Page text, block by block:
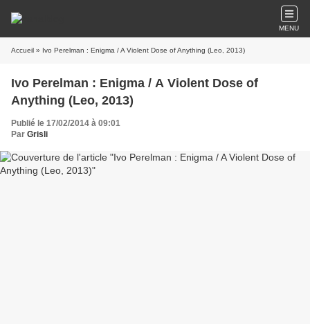
MENU
Accueil » Ivo Perelman : Enigma / A Violent Dose of Anything (Leo, 2013)
Ivo Perelman : Enigma / A Violent Dose of
Anything (Leo, 2013)
Publié le 17/02/2014 à 09:01
Par Grisli